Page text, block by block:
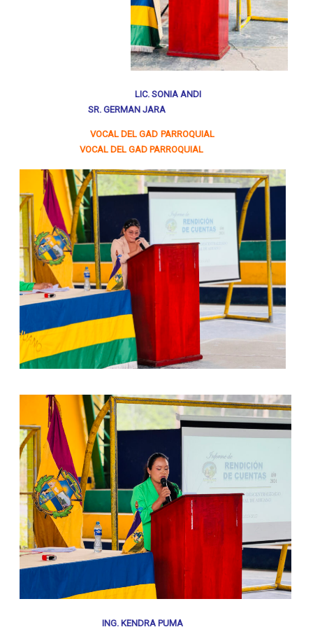
LIC. SONIA ANDI
SR. GERMAN JARA
VOCAL DEL GAD PARROQUIAL
VOCAL DEL GAD PARROQUIAL
ING. KENDRA PUMA